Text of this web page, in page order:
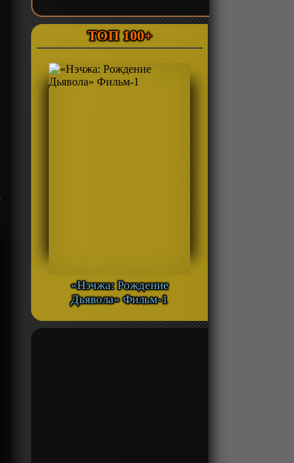
ТОП 100+
«Нэчжа: Рождение
Дьявола» Фильм-1